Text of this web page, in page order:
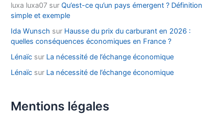
luxa luxa07 sur Qu’est-ce qu’un pays émergent ? Définition
simple et exemple
Ida Wunsch sur Hausse du prix du carburant en 2026 :
quelles conséquences économiques en France ?
Lénaïc sur La nécessité de l’échange économique
Lénaïc sur La nécessité de l’échange économique
Mentions légales